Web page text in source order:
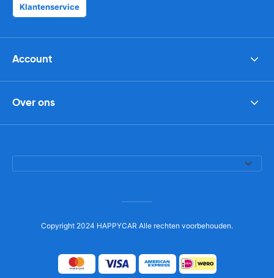
Klantenservice
Account
Over ons
Copyright 2024 HAPPYCAR Alle rechten voorbehouden.